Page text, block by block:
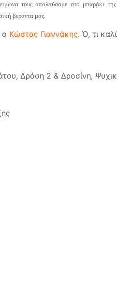
τους απολαύσαμε στο μπαράκι
βεράντα μας.
ο Κώστας Γιαννάκης. Ό, τι
Δρόση 2 & Δροσίνη,